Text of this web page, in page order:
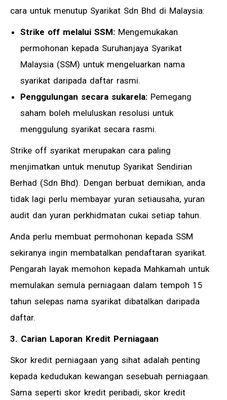
cara untuk menutup Syarikat Sdn Bhd di Malaysia:
Strike off melalui SSM: Mengemukakan
permohonan kepada Suruhanjaya Syarikat
Malaysia (SSM) untuk mengeluarkan nama
syarikat daripada daftar rasmi.
Penggulungan secara sukarela: Pemegang
saham boleh meluluskan resolusi untuk
menggulung syarikat secara rasmi.
Strike off syarikat merupakan cara paling
menjimatkan untuk menutup Syarikat Sendirian
Berhad (Sdn Bhd). Dengan berbuat demikian, anda
tidak lagi perlu membayar yuran setiausaha, yuran
audit dan yuran perkhidmatan cukai setiap tahun.
Anda perlu membuat permohonan kepada SSM
sekiranya ingin membatalkan pendaftaran syarikat.
Pengarah layak memohon kepada Mahkamah untuk
memulakan semula perniagaan dalam tempoh 15
tahun selepas nama syarikat dibatalkan daripada
daftar.
3. Carian Laporan Kredit Perniagaan
Skor kredit perniagaan yang sihat adalah penting
kepada kedudukan kewangan sesebuah perniagaan.
Sama seperti skor kredit peribadi, skor kredit